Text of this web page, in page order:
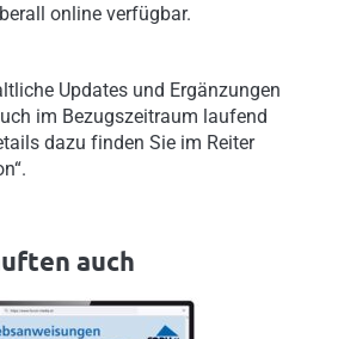
online verfügbar.
Updates und Ergänzungen
im Bezugszeitraum laufend
dazu finden Sie im Reiter
auch